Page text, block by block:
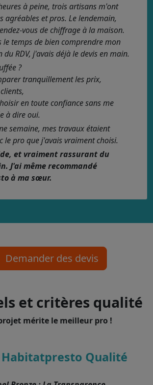
à peine, trois artisans m'ont
agréables et pros. Le lendemain,
vous de chiffrage à la maison.
le temps de bien comprendre mon
du RDV, j'avais déjà le devis en main.
?
tranquillement les prix,
en toute confiance sans me
à dire oui.
semaine, mes travaux étaient
le pro que j'avais vraiment choisi.
et vraiment rassurant du
J'ai même recommandé
à ma sœur.
Demander des devis
et critères qualité
mérite le meilleur pro !
Habitatpresto Qualité